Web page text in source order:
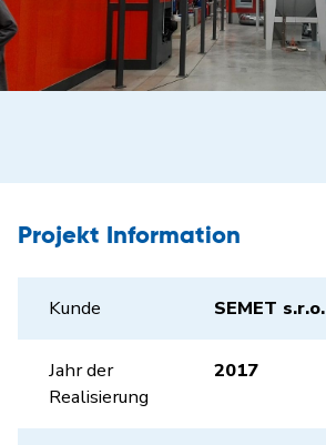
Projekt Information
Kunde SEMET s.r.o.
Jahr der
Realisierung
2017